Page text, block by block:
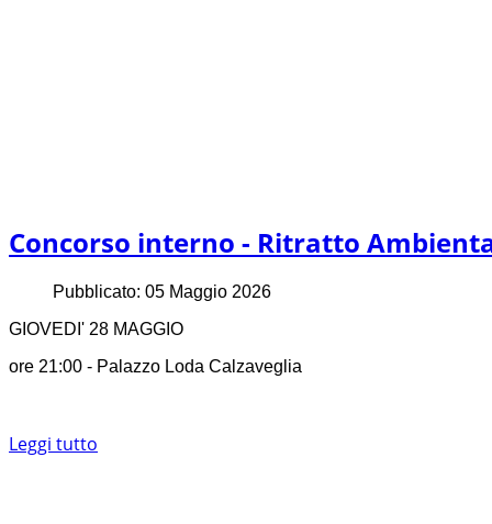
Concorso interno - Ritratto
Pubblicato: 05 Maggio 2026
GIOVEDI' 28 MAGGIO
ore 21:00 - Palazzo Loda Calzaveglia
Leggi tutto